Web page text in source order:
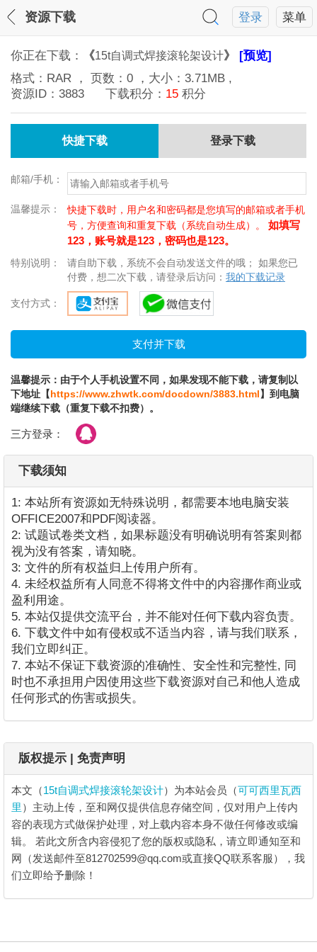
菜单
登录
资源下载
你正在下载： 《15t自调式焊接滚轮架设计》 [预览]
格式： RAR ， 页数： 0 ，大小： 3.71MB ,
资源ID： 3883 下载积分： 15 积分
快捷下载 登录下载
邮箱/手机：
温馨提示：
快捷下载时，用户名和密码都是您填写的邮箱或者手机
号，方便查询和重复下载（系统自动生成）。 如填写
123，账号就是123，密码也是123。
特别说明：
请自助下载，系统不会自动发送文件的哦； 如果您已
付费，想二次下载，请登录后访问： 我的下载记录
支付方式：
温馨提示：由于个人手机设置不同，如果发现不能下载，请复制以
下地址【https://www.zhwtk.com/docdown/3883.html】到电脑
端继续下载（重复下载不扣费）。
三方登录：
下载须知
1: 本站所有资源如无特殊说明，都需要本地电脑安装
OFFICE2007和PDF阅读器。
2: 试题试卷类文档，如果标题没有明确说明有答案则都
视为没有答案，请知晓。
3: 文件的所有权益归上传用户所有。
4. 未经权益所有人同意不得将文件中的内容挪作商业或
盈利用途。
5. 本站仅提供交流平台，并不能对任何下载内容负责。
6. 下载文件中如有侵权或不适当内容，请与我们联系，
我们立即纠正。
7. 本站不保证下载资源的准确性、安全性和完整性, 同
时也不承担用户因使用这些下载资源对自己和他人造成
任何形式的伤害或损失。
版权提示 | 免责声明
本文（15t自调式焊接滚轮架设计）为本站会员（可可西里瓦西
里 ）主动上传，至和网仅提供信息存储空间，仅对用户上传内
容的表现方式做保护处理，对上载内容本身不做任何修改或编
辑。 若此文所含内容侵犯了您的版权或隐私，请立即通知至和
网（发送邮件至812702599@qq.com或直接QQ联系客服），我
们立即给予删除！